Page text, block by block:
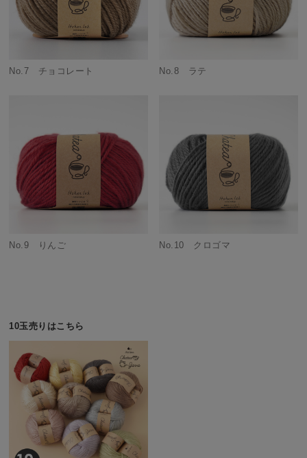
No.7 チョコレート No.8 ラテ
No.9 りんご No.10 クロゴマ
10玉売りはこちら